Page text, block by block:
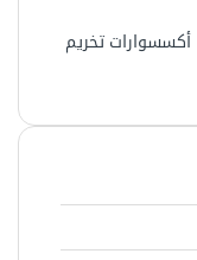
أكسسوارات تخريم